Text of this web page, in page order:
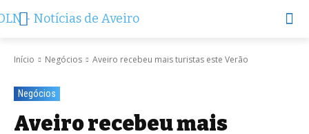
Início Negócios Aveiro recebeu mais turistas este Verão
Negócios
Aveiro recebeu mais